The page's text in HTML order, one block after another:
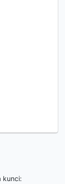
kunci: